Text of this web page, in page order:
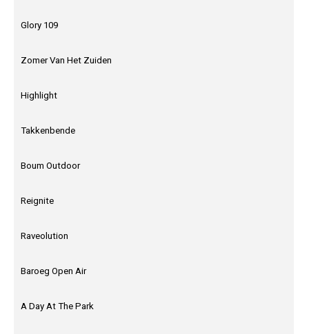
Glory 109
Zomer Van Het Zuiden
Highlight
Takkenbende
Boum Outdoor
Reignite
Raveolution
Baroeg Open Air
A Day At The Park